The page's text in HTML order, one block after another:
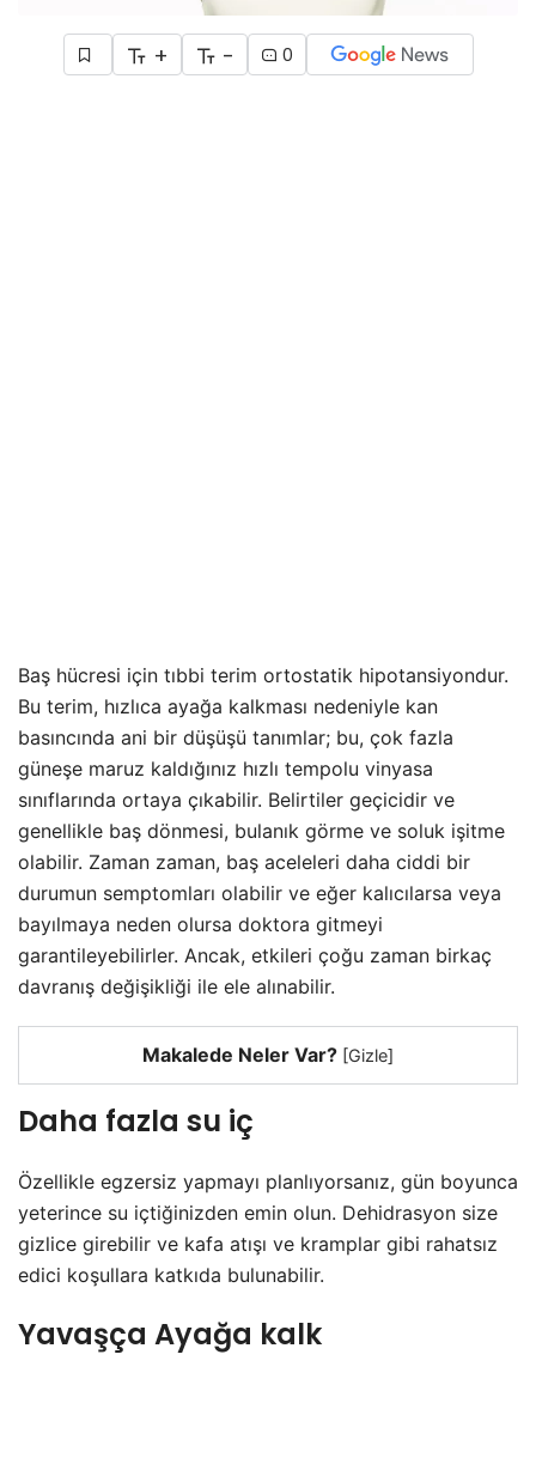
+ - 0
Baş hücresi için tıbbi terim ortostatik hipotansiyondur.
Bu terim, hızlıca ayağa kalkması nedeniyle kan
basıncında ani bir düşüşü tanımlar; bu, çok fazla
güneşe maruz kaldığınız hızlı tempolu vinyasa
sınıflarında ortaya çıkabilir. Belirtiler geçicidir ve
genellikle baş dönmesi, bulanık görme ve soluk işitme
olabilir. Zaman zaman, baş aceleleri daha ciddi bir
durumun semptomları olabilir ve eğer kalıcılarsa veya
bayılmaya neden olursa doktora gitmeyi
garantileyebilirler. Ancak, etkileri çoğu zaman birkaç
davranış değişikliği ile ele alınabilir.
Makalede Neler Var? [Gizle]
Daha fazla su iç
Özellikle egzersiz yapmayı planlıyorsanız, gün boyunca
yeterince su içtiğinizden emin olun. Dehidrasyon size
gizlice girebilir ve kafa atışı ve kramplar gibi rahatsız
edici koşullara katkıda bulunabilir.
Yavaşça Ayağa kalk